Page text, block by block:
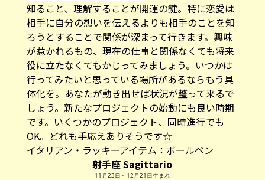
知ること、理解することが開運の鍵。特に恋愛は
相手に自分の想いを伝えるよりも相手のことを知
ろうとすることで関係が深まって行きます。興味
が惹かれるもの、現在の仕事と関係なくても将来
役に立たなくてもかじってみましょう。いつかは
行ってみたいと思っている場所があるならもう具
体化を。あなたが動き出せば状況が整って来るで
しょう。新たなプロジェクトの始動にも良い時期
です。いくつかのプロジェクト、同時進行でも
OK。どれも手応えありそうです☆
イタリアン・ラッキーアイテム： ボールペン
射手座 Sagittario
11月23日～12月21日生まれ